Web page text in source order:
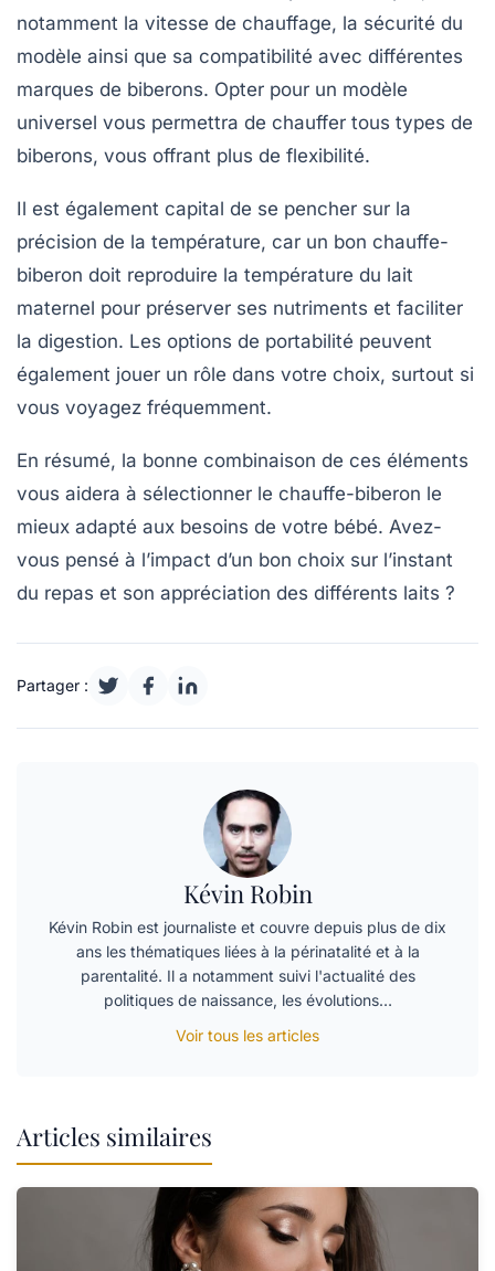
notamment la vitesse de chauffage, la sécurité du
modèle ainsi que sa compatibilité avec différentes
marques de biberons. Opter pour un modèle
universel vous permettra de chauffer tous types de
biberons, vous offrant plus de flexibilité.
Il est également capital de se pencher sur la
précision de la température, car un bon chauffe-
biberon doit reproduire la température du lait
maternel pour préserver ses nutriments et faciliter
la digestion. Les options de portabilité peuvent
également jouer un rôle dans votre choix, surtout si
vous voyagez fréquemment.
En résumé, la bonne combinaison de ces éléments
vous aidera à sélectionner le chauffe-biberon le
mieux adapté aux besoins de votre bébé. Avez-
vous pensé à l’impact d’un bon choix sur l’instant
du repas et son appréciation des différents laits ?
Partager :
Kévin Robin
Kévin Robin est journaliste et couvre depuis plus de dix
ans les thématiques liées à la périnatalité et à la
parentalité. Il a notamment suivi l'actualité des
politiques de naissance, les évolutions…
Voir tous les articles
Articles similaires